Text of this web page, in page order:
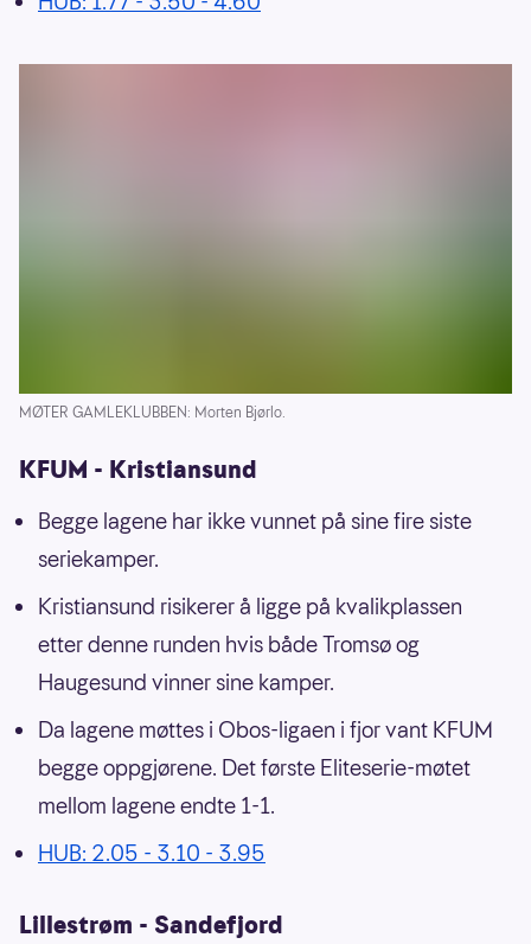
MØTER GAMLEKLUBBEN: Morten Bjørlo.
KFUM - Kristiansund
Begge lagene har ikke vunnet på sine fire siste
seriekamper.
Kristiansund risikerer å ligge på kvalikplassen
etter denne runden hvis både Tromsø og
Haugesund vinner sine kamper.
Da lagene møttes i Obos-ligaen i fjor vant KFUM
begge oppgjørene. Det første Eliteserie-møtet
mellom lagene endte 1-1.
HUB: 2.05 - 3.10 - 3.95
Lillestrøm - Sandefjord